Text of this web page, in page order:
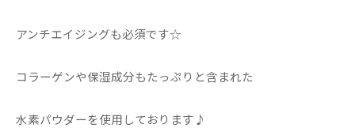
アンチエイジングも必須です☆
コラーゲンや保湿成分もたっぷりと含まれた
水素パウダーを使用しております♪